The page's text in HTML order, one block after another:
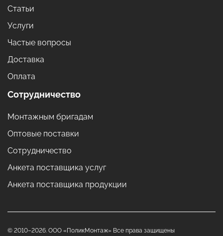
Статьи
Услуги
Частые вопросы
Доставка
Оплата
Сотрудничество
Монтажным бригадам
Оптовые поставки
Сотрудничество
Анкета поставщика услуг
Анкета поставщика продукции
© 2010–2026. ООО «ПоликМонтаж» Все права защищены